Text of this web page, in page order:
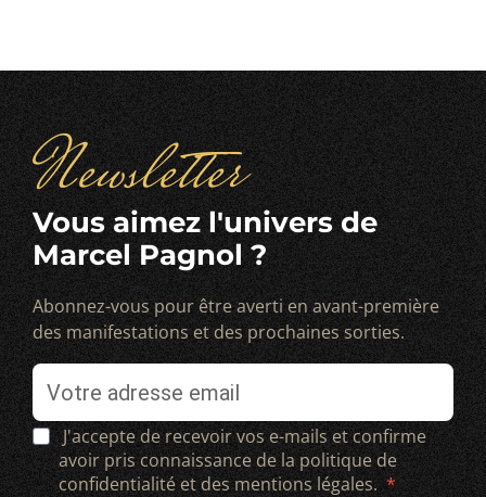
Newsletter
Vous aimez l'univers de
Marcel Pagnol ?
Abonnez-vous pour être averti en avant-première
des manifestations et des prochaines sorties.
J'accepte de recevoir vos e-mails et confirme
avoir pris connaissance de la politique de
confidentialité et des mentions légales.